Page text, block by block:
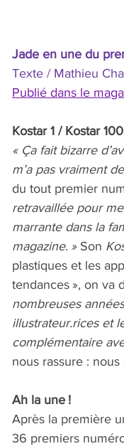
Jade en une du
Texte / Mathieu
Publié dans le
Kostar 1 / Kostar 100
« Ça fait bizarre
m’a pas vraiment
du tout premier
retravaillée pour
marrante dans la
magazine. » Son
plastiques et les
tendances », on va
nombreuses
illustrateur.rices et
complémentaire
nous rassure :
Ah la une !
Après la première
36 premiers